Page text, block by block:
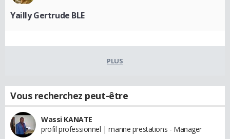
Yailly Gertrude BLE
PLUS
Vous recherchez peut-être
Wassi KANATE
profil professionnel | manne prestations - Manager